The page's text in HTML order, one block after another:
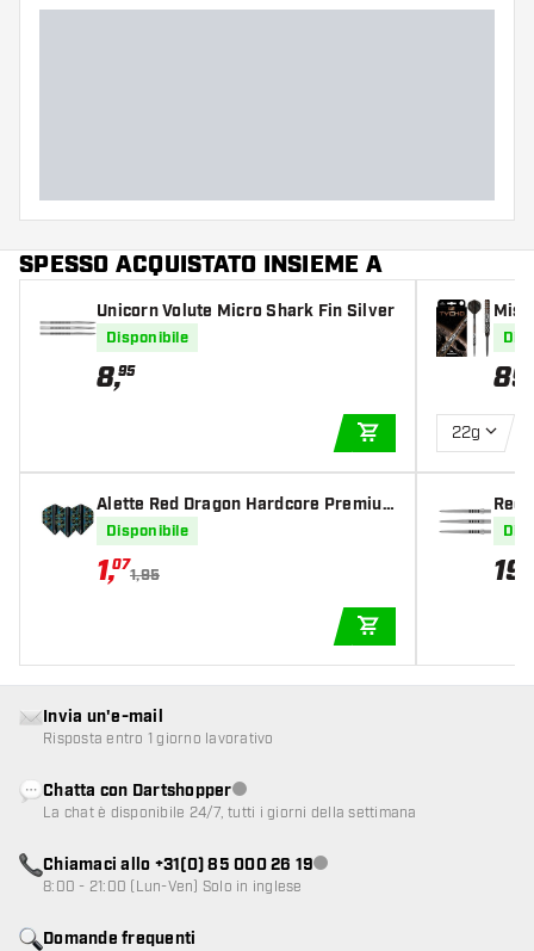
SPESSO ACQUISTATO INSIEME A
Unicorn Volute Micro Shark Fin Silver
Disponibile
8,95
AGGIUNGI AL
Alette Red Dragon Hardcore Premiu
m Dragonfly 95
Disponibile
1,07
1,95
arts
89
22g
Red
ts
19
Domande frequenti
Invia un'e-mail
Risposta entro 1 giorno lavorativo
Chatta con DartshopperServizio clienti non disponibile
La chat è disponibile 24/7, tutti i giorni della settimana
Chiamaci allo +31(0) 85 000 26 19Servizio clienti non disponibile
8:00 - 21:00 (Lun-Ven) Solo in inglese